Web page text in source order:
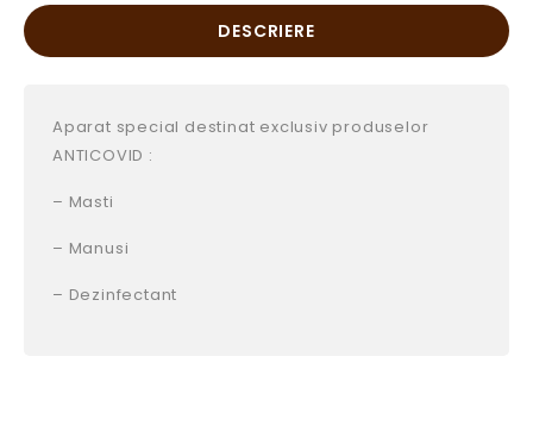
DESCRIERE
Aparat special destinat exclusiv produselor
ANTICOVID :
– Masti
– Manusi
– Dezinfectant